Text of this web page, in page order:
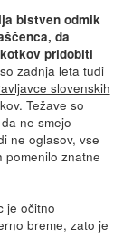
bistven odmik
da
pridobiti
zadnja leta tudi
slovenskih
Težave so
ne smejo
ne oglasov, vse
pomenilo znatne
je očitno
breme, zato je